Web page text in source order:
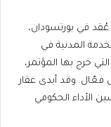
عُقد في بورتسودان،
المدنية في
خرج بها المؤتمر،
فعّال. وقد أبدى عقار
الأداء الحكومي